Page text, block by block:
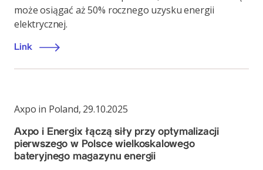
może osiągać aż 50% rocznego uzysku energii
elektrycznej.
Link
Axpo in Poland, 29.10.2025
Axpo i Energix łączą siły przy optymalizacji
pierwszego w Polsce wielkoskalowego
bateryjnego magazynu energii